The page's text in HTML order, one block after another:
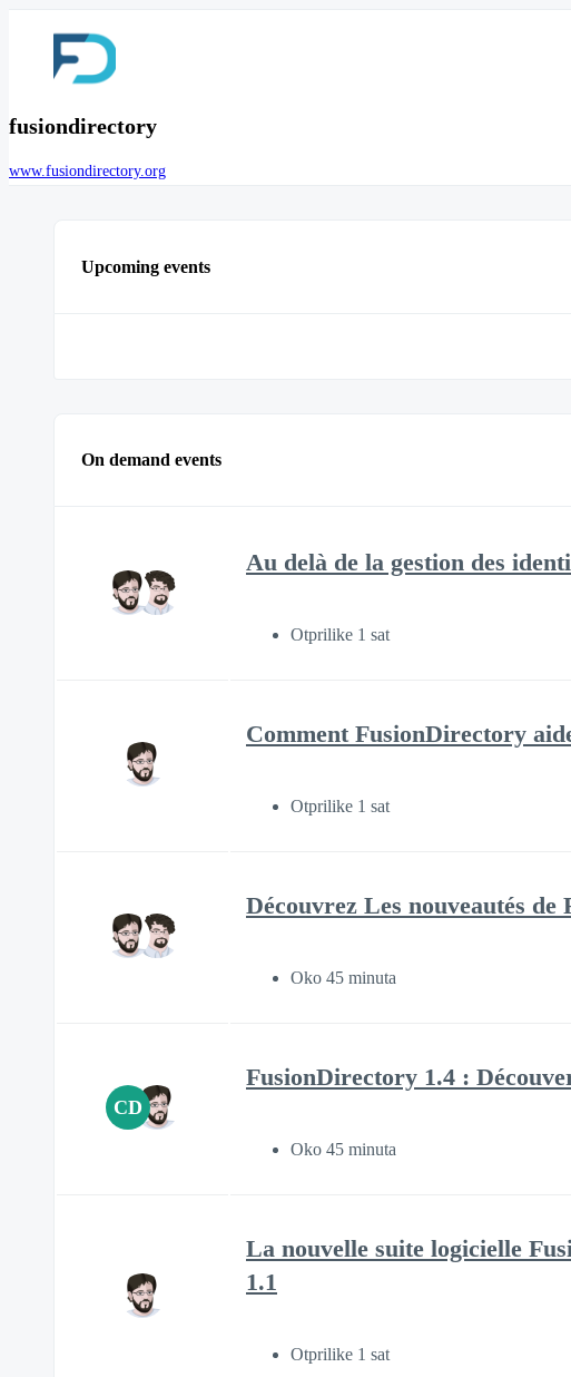
fusiondirectory
www.fusiondirectory.org
Upcoming events
On demand events
Au delà de la gestion des
Otprilike 1 sat
Comment FusionDirectory
Otprilike 1 sat
Découvrez Les nouveautés
Oko 45 minuta
CD
FusionDirectory 1.4 :
Oko 45 minuta
La nouvelle suite logicielle
1.1
Otprilike 1 sat